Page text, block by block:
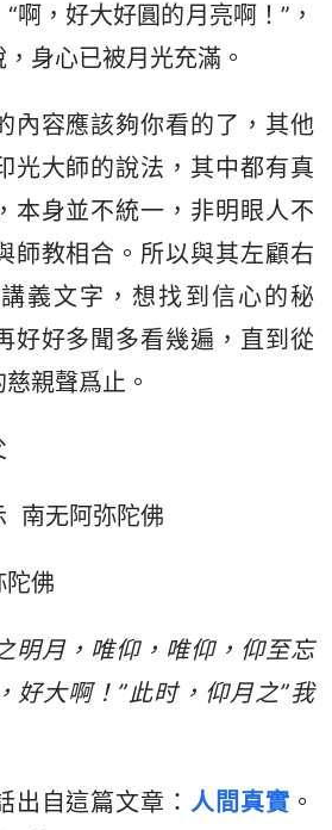
啊，好大好圓的月亮啊！”，
身心已被月光充滿。
內容應該夠你看的了，其他
光大師的說法，其中都有真
本身並不統一，非明眼人不
師教相合。所以與其左顧右
義文字，想找到信心的秘
好好多聞多看幾遍，直到從
親聲爲止。
南无阿弥陀佛
陀佛
明月，唯仰，唯仰，仰至忘
好大啊！”此时，仰月之”我
出自這篇文章：人間真實 。